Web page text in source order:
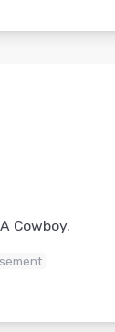
Cowboy.